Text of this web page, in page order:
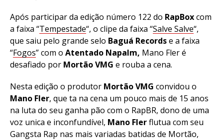
Após participar da edição número 122 do RapBoxcom
a faixa “Tempestade“, o clipe da faixa “Salve Salve“,
que saiu pelo grande selo Baguá Recordse a faixa
“Fogos” com o Atentado Napalm, Mano Fler é
desafiado por Mortão VMG e rouba a cena.
Nesta edição o produtor Mortão VMG convidou o
Mano Fler, que ta na cena um pouco mais de 15 anos
na luta do seu ganha pão com o RapBR, dono de uma
voz unica e inconfundível, Mano Flerflutua com seu
Gangsta Rap nas mais variadas batidas de Mortão,